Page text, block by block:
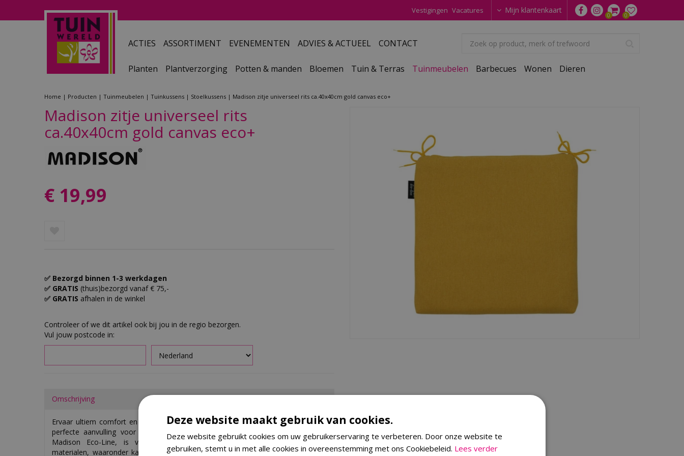
Home Producten Tuinmeubelen Tuinkussens Stoelkussens Madison zitje universeel rits ca.40x40cm gold canvas eco+
Vestigingen Vacatures Mijn klantenkaart
ACTIES ASSORTIMENT EVENEMENTEN ADVIES & ACTUEEL CONTACT
Planten Plantverzorging Potten & manden Bloemen Tuin & Terras Tuinmeubelen Barbecues Wonen Dieren
Madison zitje universeel rits
ca.40x40cm gold canvas eco+
€ 19,99
✅ Bezorgd binnen 1-3 werkdagen
✅ GRATIS (thuis)bezorgd vanaf € 75,-
✅ GRATIS afhalen in de winkel
Controleer of we dit artikel ook bij jou in de regio bezorgen.
Vul jouw postcode in:
Omschrijving
Ervaar ultiem comfort en stijlvolle elegantie met het zitkussen van Madison, een
perfecte aanvulling voor elke buitenruimte. Dit luxe kussen, onderdeel van de
Madison Eco-Line, is vervaardigd uit een duurzame mix van gerecyclede
materialen, waaronder katoen en polyester. De combinatie van deze materialen
Deze website maakt gebruik van cookies.
Deze website gebruikt cookies om uw gebruikerservaring te verbeteren. Door onze website te
gebruiken, stemt u in met alle cookies in overeenstemming met ons Cookiebeleid. Lees verder